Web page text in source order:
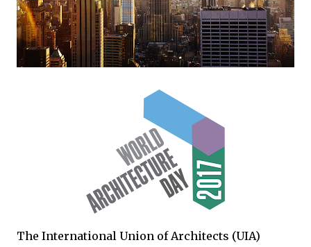
The International Union of Architects (UIA)